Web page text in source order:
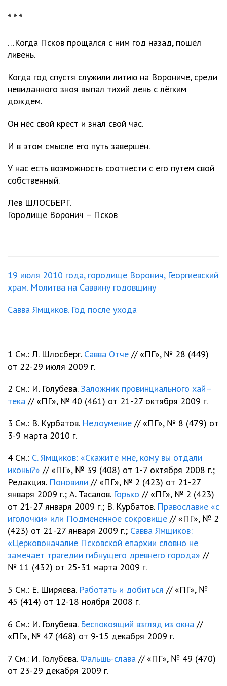
* * *
…Когда Псков прощался с ним год назад, пошёл
ливень.
Когда год спустя служили литию на Ворониче, среди
невиданного зноя выпал тихий день с лёгким
дождем.
Он нёс свой крест и знал свой час.
И в этом смысле его путь завершён.
У нас есть возможность соотнести с его путем свой
собственный.
Лев ШЛОСБЕРГ.
Городище Воронич – Псков
19 июля 2010 года, городище Воронич, Георгиевский
храм. Молитва на Саввину годовщину
Савва Ямщиков. Год после ухода
1 См.: Л. Шлосберг. Савва Отче // «ПГ», № 28 (449)
от 22-29 июля 2009 г.
2 См.: И. Голубева. Заложник провинциального хай–
тека // «ПГ», № 40 (461) от 21-27 октября 2009 г.
3 См.: В. Курбатов. Недоумение // «ПГ», № 8 (479) от
3-9 марта 2010 г.
4 См.: С. Ямщиков: «Скажите мне, кому вы отдали
иконы?» // «ПГ», № 39 (408) от 1-7 октября 2008 г.;
Редакция. Поновили // «ПГ», № 2 (423) от 21-27
января 2009 г.; А. Тасалов. Горько // «ПГ», № 2 (423)
от 21-27 января 2009 г.; В. Курбатов. Православие «с
иголочки» или Подмененное сокровище // «ПГ», № 2
(423) от 21-27 января 2009 г.; Савва Ямщиков:
«Церковоначалие Псковской епархии словно не
замечает трагедии гибнущего древнего города» //
№ 11 (432) от 25-31 марта 2009 г.
5 См.: Е. Ширяева. Работать и добиться // «ПГ», №
45 (414) от 12-18 ноября 2008 г.
6 См.: И. Голубева. Беспокоящий взгляд из окна //
«ПГ», № 47 (468) от 9-15 декабря 2009 г.
7 См.: И. Голубева. Фальшь-слава // «ПГ», № 49 (470)
от 23-29 декабря 2009 г.